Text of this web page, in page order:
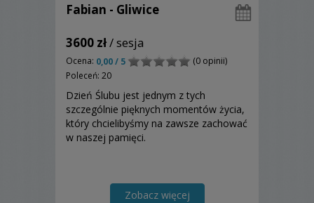
Fabian - Gliwice
3600 zł/ sesja
Ocena: 0,00 / 5
(0 opinii)
Poleceń: 20
Dzień Ślubu jest jednym z tych
szczególnie pięknych momentów życia,
który chcielibyśmy na zawsze zachować
w naszej pamięci.
Zobacz więcej